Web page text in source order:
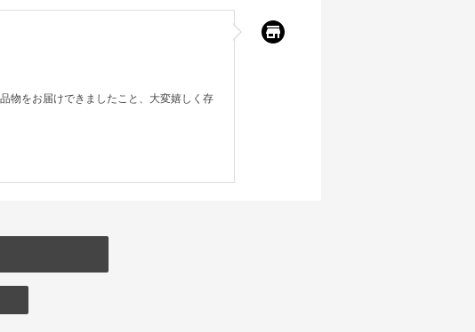
物をお届けできましたこと、大変嬉しく存